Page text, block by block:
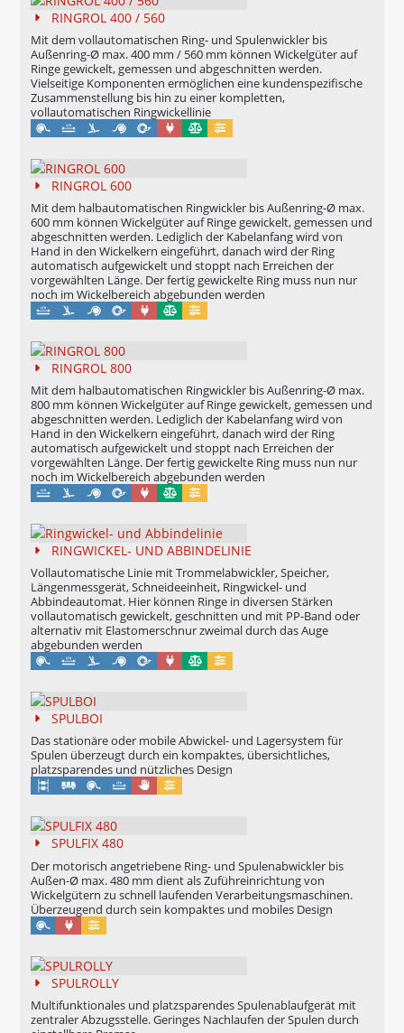
RINGROL 400 / 560
Mit dem vollautomatischen Ring- und Spulenwickler bis
Außenring-Ø max. 400 mm / 560 mm können Wickelgüter auf
Ringe gewickelt, gemessen und abgeschnitten werden.
Vielseitige Komponenten ermöglichen eine kundenspezifische
Zusammenstellung bis hin zu einer kompletten,
vollautomatischen Ringwickellinie
Maschinell
Eichung möglich
Konfigurierbar
RINGROL 600
Mit dem halbautomatischen Ringwickler bis Außenring-Ø max.
600 mm können Wickelgüter auf Ringe gewickelt, gemessen und
abgeschnitten werden. Lediglich der Kabelanfang wird von
Hand in den Wickelkern eingeführt, danach wird der Ring
automatisch aufgewickelt und stoppt nach Erreichen der
vorgewählten Länge. Der fertig gewickelte Ring muss nun nur
noch im Wickelbereich abgebunden werden
Maschinell
Eichung möglich
Konfigurierbar
RINGROL 800
Mit dem halbautomatischen Ringwickler bis Außenring-Ø max.
800 mm können Wickelgüter auf Ringe gewickelt, gemessen und
abgeschnitten werden. Lediglich der Kabelanfang wird von
Hand in den Wickelkern eingeführt, danach wird der Ring
automatisch aufgewickelt und stoppt nach Erreichen der
vorgewählten Länge. Der fertig gewickelte Ring muss nun nur
noch im Wickelbereich abgebunden werden
Maschinell
Eichung möglich
Konfigurierbar
RINGWICKEL- UND ABBINDELINIE
Vollautomatische Linie mit Trommelabwickler, Speicher,
Längenmessgerät, Schneideeinheit, Ringwickel- und
Abbindeautomat. Hier können Ringe in diversen Stärken
vollautomatisch gewickelt, geschnitten und mit PP-Band oder
alternativ mit Elastomerschnur zweimal durch das Auge
abgebunden werden
Maschinell
Eichung möglich
Konfigurierbar
SPULBOI
Das stationäre oder mobile Abwickel- und Lagersystem für
Spulen überzeugt durch ein kompaktes, übersichtliches,
platzsparendes und nützliches Design
Manuell
Konfigurierbar
SPULFIX 480
Der motorisch angetriebene Ring- und Spulenabwickler bis
Außen-Ø max. 480 mm dient als Zuführeinrichtung von
Wickelgütern zu schnell laufenden Verarbeitungsmaschinen.
Überzeugend durch sein kompaktes und mobiles Design
Maschinell
Konfigurierbar
SPULROLLY
Multifunktionales und platzsparendes Spulenablaufgerät mit
zentraler Abzugsstelle. Geringes Nachlaufen der Spulen durch